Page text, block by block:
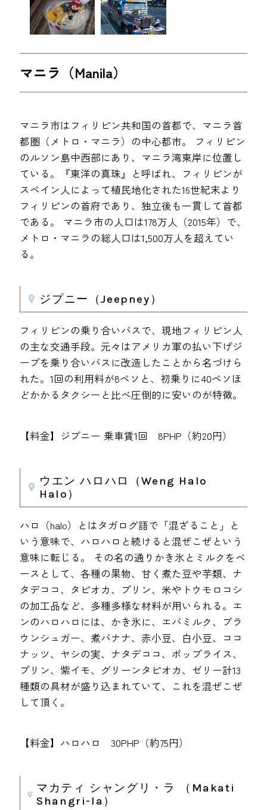
マニラ（Manila）
マニラ市はフィリピン共和国の首都で、マニラ首
都圏（メトロ・マニラ）の中心都市。 フィリピン
のルソン島中西部にあり、マニラ湾東岸に位置し
ている。『東洋の真珠』と呼ばれ、フィリピンが
スペイン人によって植民地化された16世紀末より
フィリピンの首府であり、独立後も一貫して首都
である。 マニラ市の人口は178万人（2015年）で、
メトロ・マニラの総人口は1,500万人を超えてい
る。
ジプニー（Jeepney）
フィリピンの乗り合いバスで、現地フィリピン人
の主な交通手段。元々はアメリカ軍の払い下げジ
ープを乗り合いバスに改造したことから名づけら
れた。1回の利用料が8ペソと、初乗りに40ペソほ
どかかるタクシーと比べ圧倒的に安いのが特徴。
【料金】ジプニー 乗車賃1回 8PHP（約20円）
ウエン ハロハロ（Weng Halo
Halo）
ハロ（halo）とはタガログ語で「混ざること」と
いう意味で、ハロハロと続けると混ぜこぜという
意味に転じる。 その名の通りかき氷とミルクをベ
ースとして、各種の果物、甘く煮た豆や芋類、ナ
タデココ、タピオカ、プリン、米やトウモロコシ
の加工品など、多種多様な材料が用いられる。エ
ンのハロハロには、かき氷に、エバミルク、ブラ
ウンシュガー、煮バナナ、赤小豆、白小豆、ココ
ナッツ、ヤシの実、ナタデココ、ポップライス、
プリン、紫イモ、グリーンタピオカ、ゼリー計13
種類の具材が盛り込まれていて、これを混ぜこぜ
して頂く。
【料金】ハロハロ 30PHP（約75円）
マカティ シャングリ・ラ （Makati
Shangri-la）